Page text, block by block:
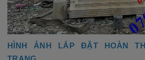
HÌNH ẢNH LẮP ĐẶT HOÀN